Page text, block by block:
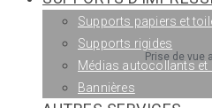
Supports papiers et
Supports rigides
Médias autocollants et
Bannières
Prise de vue